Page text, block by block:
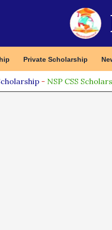
Private Scholarship
- NSP CSS